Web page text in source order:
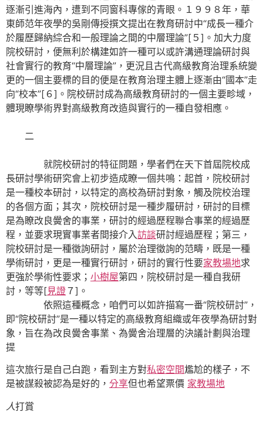
逐漸引進海內，遭到不同窗科專傢的青眼。１９９８年，華
東師范年夜學的吳剛傳授撰文提出在教育研討中“成長一種介
於履歷歸納綜合和一般理論之間的中層理論”[５]。加大力度
院校研討，便無利於構建如許一種可以或許溝通理論研討與
社會實行的教育“中層理論”，更況且古代高級教育治理系統變
更的一個主要標的目的便是在教育治理主體上逐漸由“國本”走
向“校本”[６]。院校研討成為高級教育研討的一個主要畛域，
體現瞭學術界對高級教育改造與實行的一種自發相應。
二
就院校研討的特征問題，學者們在天下首屆院校成
長研討學術研究會上初步造成瞭一個共鳴：起首，院校研討
是一種校本研討，以特定的高校為研討對象，觸及院校治理
的各個方面；其次，院校研討是一種步履研討，研討的目標
是為瞭改良黌舍的事業，研討的經過歷程聯合事業的經過歷
程，並要求現實事業者間接介入訪談研討經過歷程；第三，
院校研討是一種徵詢研討，屬於治理徵詢的范疇，既是一種
學術研討，更是一種實行研討，研討的實行性要家教場地求
更強於學術性要求； 小樹屋第四，院校研討是一種自我研
討，等等[見證７]。
依照這種概念，咱們可以如許描寫一番“院校研討”，
即“院校研討”是一種以特定的高級教育組織或年夜學為研討對
象，旨在為改良黌舍事業、為黌舍治理層的決議計劃與治理
提
這次旅行是自己白跑，看到主方對私密空間尷尬的樣子，不
是被謀殺被認為是好的， 分享但也希望票價 家教場地
人打賞